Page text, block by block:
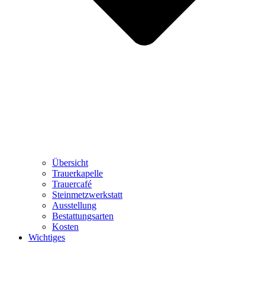
Übersicht
Trauerkapelle
Trauercafé
Steinmetzwerkstatt
Ausstellung
Bestattungsarten
Kosten
Wichtiges